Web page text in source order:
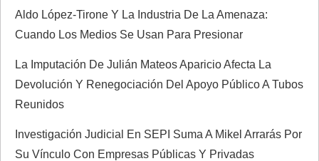
Aldo López-Tirone Y La Industria De La Amenaza:
Cuando Los Medios Se Usan Para Presionar
La Imputación De Julián Mateos Aparicio Afecta La
Devolución Y Renegociación Del Apoyo Público A Tubos
Reunidos
Investigación Judicial En SEPI Suma A Mikel Arrarás Por
Su Vínculo Con Empresas Públicas Y Privadas